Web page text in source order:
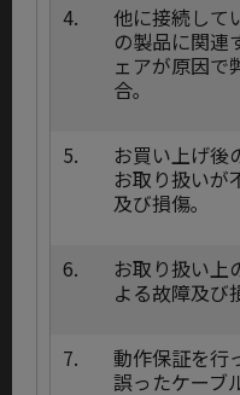
4.
他に接続して
の製品に関連
ェアが原因で
合｡
5.
お買い上げ後
お取り扱いが
及び損傷｡
6.
お取り扱い上
よる故障及び
7.
動作保証を行
誤ったケーブ